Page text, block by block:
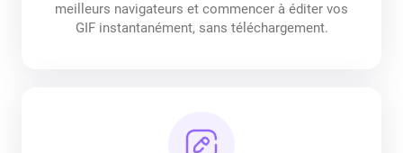
meilleurs navigateurs et commencer à éditer vos
GIF instantanément, sans téléchargement.